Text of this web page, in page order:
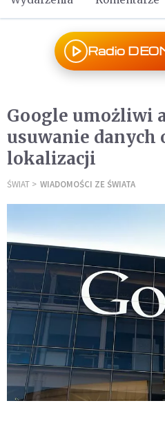
Radio
Google umożliwi
usuwanie danych
lokalizacji
ŚWIAT WIADOMOŚCI ZE ŚWIATA